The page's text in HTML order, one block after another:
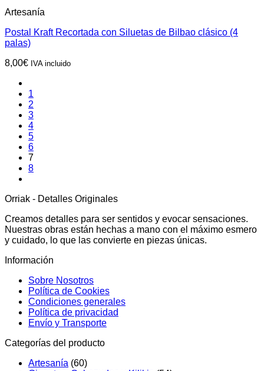
Artesanía
Postal Kraft Recortada con Siluetas de Bilbao clásico (4
palas)
8,00€ IVA incluido
1
2
3
4
5
6
7
8
Orriak - Detalles Originales
Creamos detalles para ser sentidos y evocar sensaciones.
Nuestras obras están hechas a mano con el máximo esmero
y cuidado, lo que las convierte en piezas únicas.
Información
Sobre Nosotros
Política de Cookies
Condiciones generales
Política de privacidad
Envío y Transporte
Categorías del producto
Artesanía (60)